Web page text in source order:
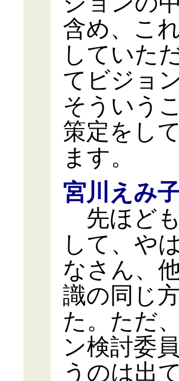
含め、こ
していた
てビジョ
そういう
策定をし
ます。
宮川えみ
先ほど
して、や
なさん、
識の同じ
た。ただ
ン検討委
うのは出